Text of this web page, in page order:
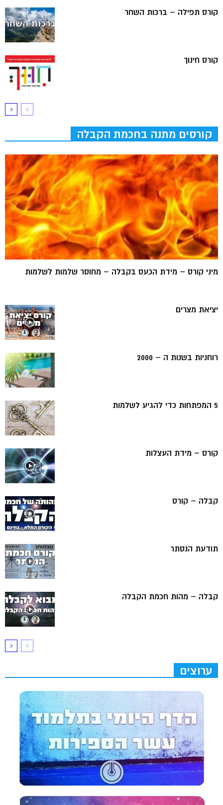
קורס תפילה – ברכות השחר
קורס חינוך
קורסים מתנה בחכמת הקבלה
מיני קורס – מידת הכעס בקבלה – מחוסר שלמות לשלמות
יציאת מצרים
רוחניות בשנות ה – 2000
5 המפתחות כדי להגיע לשלמות
קורס – מידת העצלות
קבלה – קורס
תודעת הנסתר
קבלה – מהות חכמת הקבלה
ערוצים